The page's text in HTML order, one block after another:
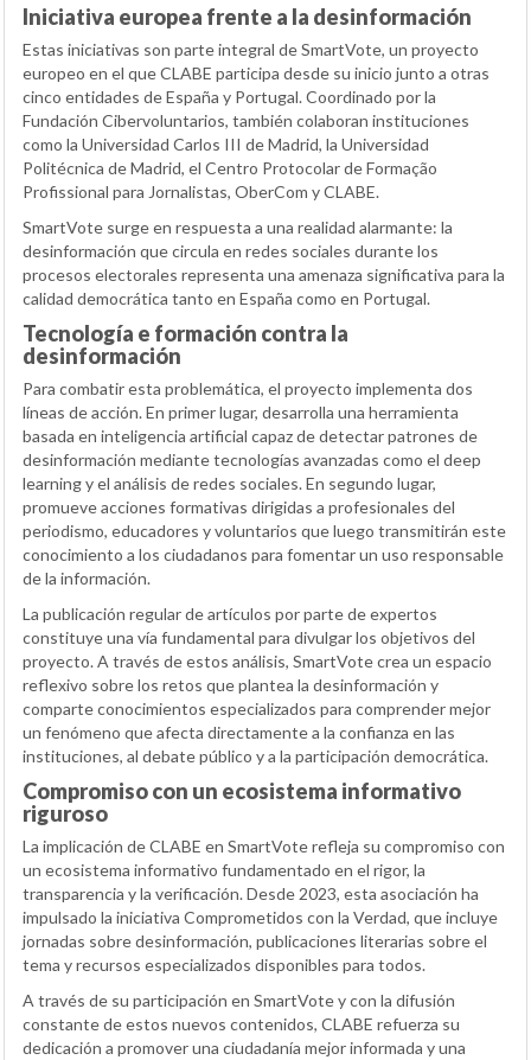
Iniciativa europea frente a la desinformación
Estas iniciativas son parte integral de SmartVote, un proyecto
europeo en el que CLABE participa desde su inicio junto a otras
cinco entidades de España y Portugal. Coordinado por la
Fundación Cibervoluntarios, también colaboran instituciones
como la Universidad Carlos III de Madrid, la Universidad
Politécnica de Madrid, el Centro Protocolar de Formação
Profissional para Jornalistas, OberCom y CLABE.
SmartVote surge en respuesta a una realidad alarmante: la
desinformación que circula en redes sociales durante los
procesos electorales representa una amenaza significativa para la
calidad democrática tanto en España como en Portugal.
Tecnología e formación contra la
desinformación
Para combatir esta problemática, el proyecto implementa dos
líneas de acción. En primer lugar, desarrolla una herramienta
basada en inteligencia artificial capaz de detectar patrones de
desinformación mediante tecnologías avanzadas como el deep
learning y el análisis de redes sociales. En segundo lugar,
promueve acciones formativas dirigidas a profesionales del
periodismo, educadores y voluntarios que luego transmitirán este
conocimiento a los ciudadanos para fomentar un uso responsable
de la información.
La publicación regular de artículos por parte de expertos
constituye una vía fundamental para divulgar los objetivos del
proyecto. A través de estos análisis, SmartVote crea un espacio
reflexivo sobre los retos que plantea la desinformación y
comparte conocimientos especializados para comprender mejor
un fenómeno que afecta directamente a la confianza en las
instituciones, al debate público y a la participación democrática.
Compromiso con un ecosistema informativo
riguroso
La implicación de CLABE en SmartVote refleja su compromiso con
un ecosistema informativo fundamentado en el rigor, la
transparencia y la verificación. Desde 2023, esta asociación ha
impulsado la iniciativa Comprometidos con la Verdad, que incluye
jornadas sobre desinformación, publicaciones literarias sobre el
tema y recursos especializados disponibles para todos.
A través de su participación en SmartVote y con la difusión
constante de estos nuevos contenidos, CLABE refuerza su
dedicación a promover una ciudadanía mejor informada y una